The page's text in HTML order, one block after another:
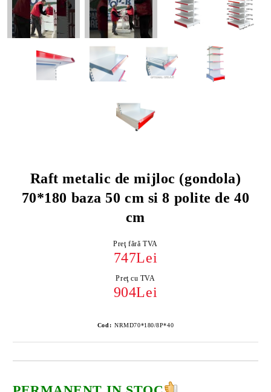
Raft metalic de mijloc (gondola)
70*180 baza 50 cm si 8 polite de 40
cm
Preţ fără TVA
747Lei
Preţ cu TVA
904Lei
Cod: NRMD70*180/8P*40